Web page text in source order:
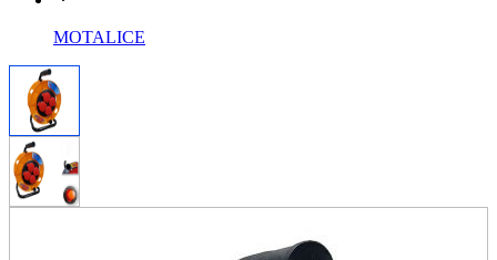
MOTALICE